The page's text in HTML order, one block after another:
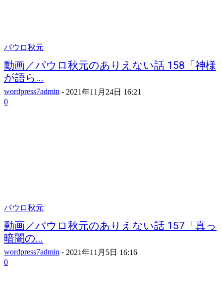
パウロ秋元
動画／パウロ秋元のありえない話 158「神様
が語ら...
wordpress7admin - 2021年11月24日 16:21
0
パウロ秋元
動画／パウロ秋元のありえない話 157「真っ
暗闇の...
wordpress7admin - 2021年11月5日 16:16
0